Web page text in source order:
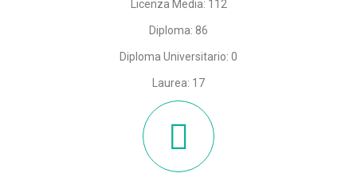
Licenza Media: 112
Diploma: 86
Diploma Universitario: 0
Laurea: 17